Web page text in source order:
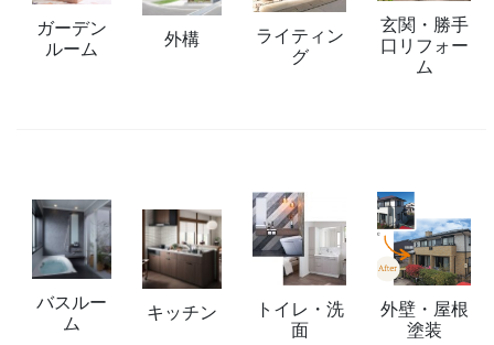
ガーデン
ルーム
外構
ライティン
グ
玄関・勝手
口リフォー
ム
バスルー
ム
キッチン
トイレ・洗
面
外壁・屋根
塗装